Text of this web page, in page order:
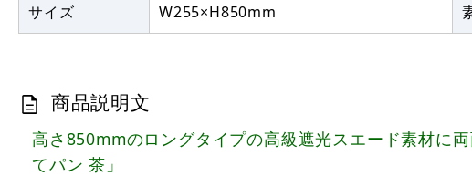
サイズ W255×H850mm
商品説明文
高さ850mmのロングタイプの高級遮光スエード素材に
てパン 茶」